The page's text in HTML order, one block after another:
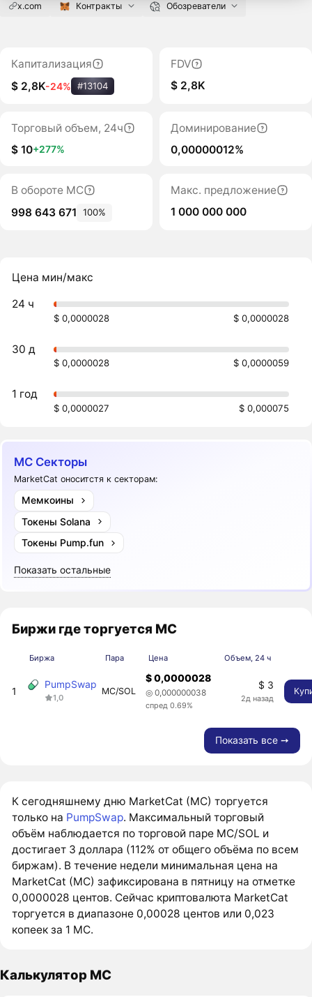
x.com Контракты Обозреватели
Капитализация
$ 2,8K-24% #13104
FDV
$ 2,8K
Торговый объем, 24ч
$ 10+277%
Доминирование
0,00000012%
В обороте MC
998 643 671
100%
Макс. предложение
1 000 000 000
Цена мин/макс
24 ч
$ 0,0000028 $ 0,0000028
30 д
$ 0,0000028 $ 0,0000059
1 год
$ 0,0000027 $ 0,000075
MC Секторы
MarketCat оноситстя к секторам:
Мемкоины
Токены Solana
Токены Pump.fun
Показать остальные
Биржи где торгуется MC
Биржа Пара Цена Объем, 24 ч
1
PumpSwap
1,0
MC/SOL
$ 0,0000028
◎ 0,000000038
спред 0.69%
$ 3
2д назад
Показать все ➙
К сегодняшнему дню MarketCat (MC) торгуется
только на PumpSwap. Максимальный торговый
объём наблюдается по торговой паре MC/SOL и
достигает 3 доллара (112% от общего объёма по всем
биржам). В течение недели минимальная цена на
MarketCat (MC) зафиксирована в пятницу на отметке
0,0000028 центов. Сейчас криптовалюта MarketCat
торгуется в диапазоне 0,00028 центов или 0,023
копеек за 1 MC.
Калькулятор MC